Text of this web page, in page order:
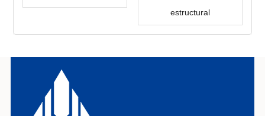
estructural